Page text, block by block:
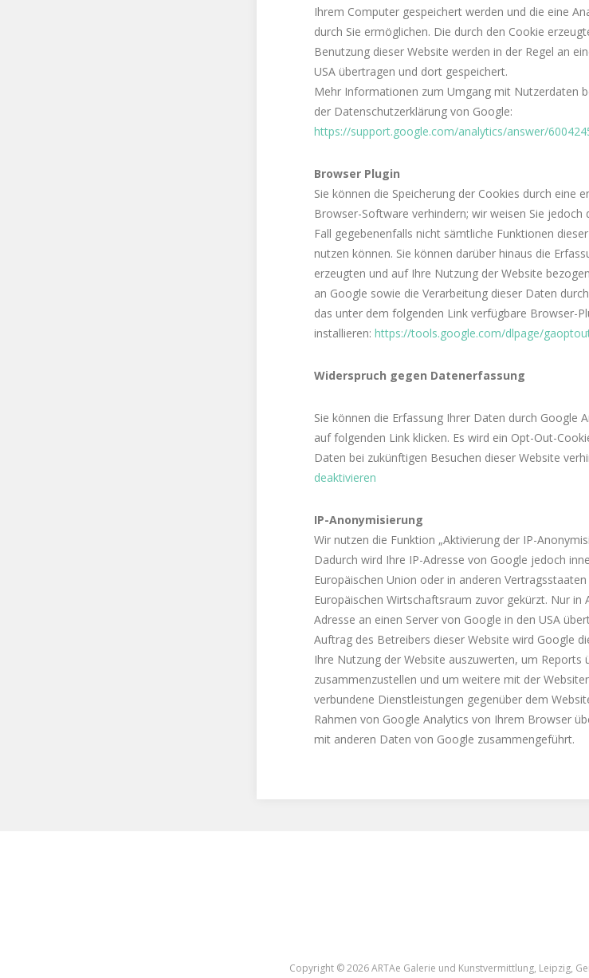
Ihrem Computer gespeichert werden und die eine
durch Sie ermöglichen. Die durch den Cookie
Benutzung dieser Website werden in der Regel an
USA übertragen und dort gespeichert.
Mehr Informationen zum Umgang mit Nutzerdaten
der Datenschutzerklärung von Google:
https://support.google.com/analytics/answer/
Browser Plugin
Sie können die Speicherung der Cookies durch eine
Browser-Software verhindern; wir weisen Sie jedoch
Fall gegebenenfalls nicht sämtliche Funktionen
nutzen können. Sie können darüber hinaus die
erzeugten und auf Ihre Nutzung der Website
an Google sowie die Verarbeitung dieser Daten
das unter dem folgenden Link verfügbare Browser-
installieren: https://tools.google.com/dlpage/
Widerspruch gegen Datenerfassung
Sie können die Erfassung Ihrer Daten durch Google
auf folgenden Link klicken. Es wird ein Opt-Out-
Daten bei zukünftigen Besuchen dieser Website
deaktivieren
IP-Anonymisierung
Wir nutzen die Funktion „Aktivierung der IP-
Dadurch wird Ihre IP-Adresse von Google jedoch
Europäischen Union oder in anderen
Europäischen Wirtschaftsraum zuvor gekürzt. Nur in
Adresse an einen Server von Google in den USA
Auftrag des Betreibers dieser Website wird Google
Ihre Nutzung der Website auszuwerten, um Reports
zusammenzustellen und um weitere mit der
verbundene Dienstleistungen gegenüber dem
Rahmen von Google Analytics von Ihrem Browser
mit anderen Daten von Google zusammengeführt.
Copyright ©2026 ARTAe Galerie und Kunstvermittlung, Leipzig,